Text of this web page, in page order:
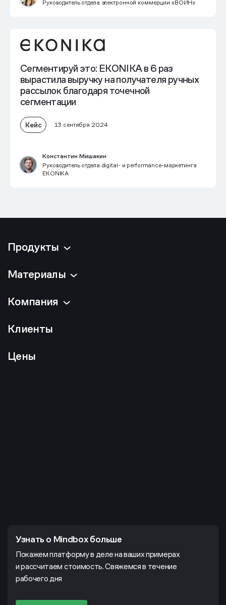
Руководитель отдела электронной коммерции «ВОИН»
Сегментируй это: EKONIKAв 6 раз
вырастила выручку на получателя ручных
рассылок благодаря точечной
сегментации
Кейс 13 сентября 2024
Константин Мишакин
Руководитель отдела digital- и performance-маркетинга
EKONIKA
Продукты
Материалы
Компания
Клиенты
Цены
Узнать о Mindbox больше
Покажем платформу в деле на ваших примерах
и рассчитаем стоимость. Свяжемся в течение
рабочего дня